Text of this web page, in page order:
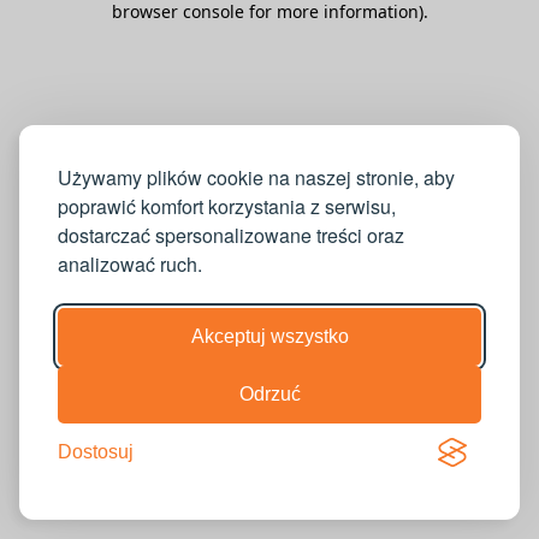
Używamy plików cookie na naszej stronie, aby
poprawić komfort korzystania z serwisu,
dostarczać spersonalizowane treści oraz
analizować ruch.
Akceptuj wszystko
Odrzuć
Dostosuj
browser console for more information).